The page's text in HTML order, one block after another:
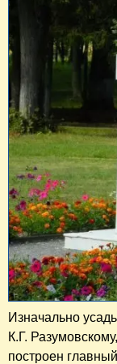
Изначально
К.Г.
построен